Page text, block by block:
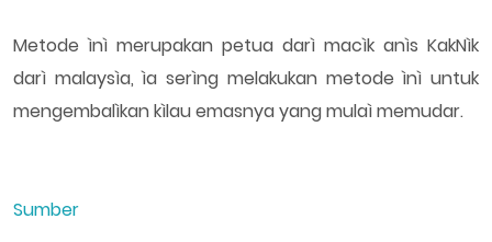
Metode ìnì merupakan petua darì macìk anìs KakNìk
darì malaysìa, ìa serìng melakukan metode ìnì untuk
mengembalìkan kìlau emasnya yang mulaì memudar.
Sumber